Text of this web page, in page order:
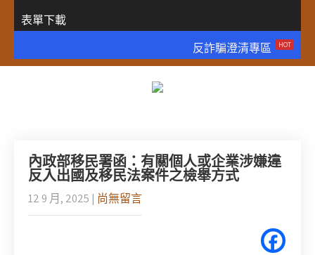
表單下載
反詐騙澄清專區
HOT
內政部移民署函：有關個人或企業涉嫌違
反入出國及移民法案件之檢舉方式
12 9 月, 2025 | 尚無留言